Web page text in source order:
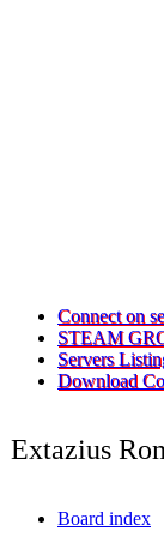
Connect on
STEAM
Servers
Download
Extazius
Board index